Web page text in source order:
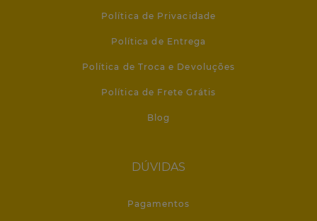
Política de Privacidade
Política de Entrega
Política de Troca e Devoluções
Política de Frete Grátis
Blog
DÚVIDAS
Pagamentos